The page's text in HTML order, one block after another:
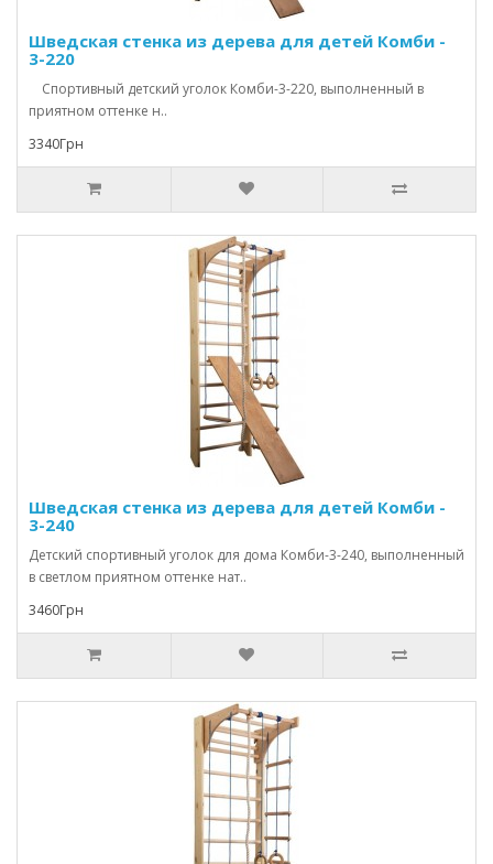
Шведская стенка из дерева для детей Комби -
3-220
Спортивный детский уголок Комби-3-220, выполненный в
приятном оттенке н..
3340Грн
Шведская стенка из дерева для детей Комби -
3-240
Детский спортивный уголок для дома Комби-3-240, выполненный
в светлом приятном оттенке нат..
3460Грн